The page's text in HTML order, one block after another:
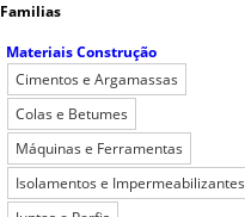
Familias
Materiais Construção
Cimentos e Argamassas
Colas e Betumes
Máquinas e Ferramentas
Isolamentos e Impermeabilizantes